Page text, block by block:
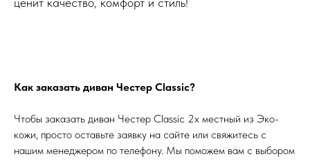
Как заказать диван Честер Classic?
Чтобы заказать диван Честер Classic 2х местный из Эко-
кожи, просто оставьте заявку на сайте или свяжитесь с
нашим менеджером по телефону. Мы поможем вам с выбором